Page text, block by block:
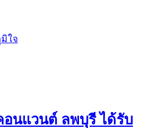
ใจ
นแวนต์ ลพบุรี ได้รับ